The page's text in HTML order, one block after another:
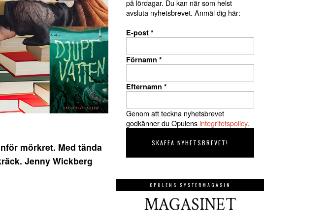
mörkret. Med tända
Jenny Wickberg
på lördagar. Du kan när som helst
avsluta nyhetsbrevet. Anmäl dig här:
E-post *
Förnamn *
Efternamn *
Genom att teckna nyhetsbrevet
godkänner du Opulensintegritetspolicy.
OPULENS SYSTERMAGASIN